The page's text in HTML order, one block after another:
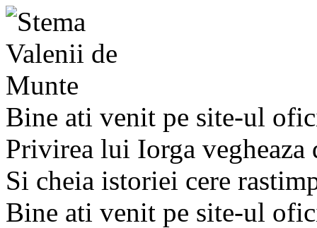
Bine ati venit pe site-ul
Privirea lui Iorga
Si cheia istoriei cere
Bine ati venit pe site-ul